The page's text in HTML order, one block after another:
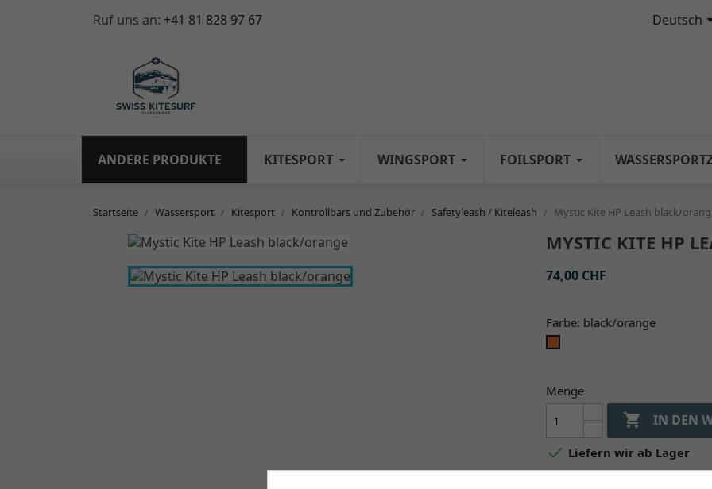
Ruf uns an: +41 81 828 97 67 Deutsch
ANDERE PRODUKTE KITESPORT WINGSPORT FOILSPORT
Startseite Wassersport Kitesport Kontrollbars und Zubehör Safetyleash / Kiteleash Mystic Kite HP Leash black/
MYSTIC KITE HP
74,00 CHF
Farbe: black/orange
Menge
 IN DEN
 Liefern wir ab Lager